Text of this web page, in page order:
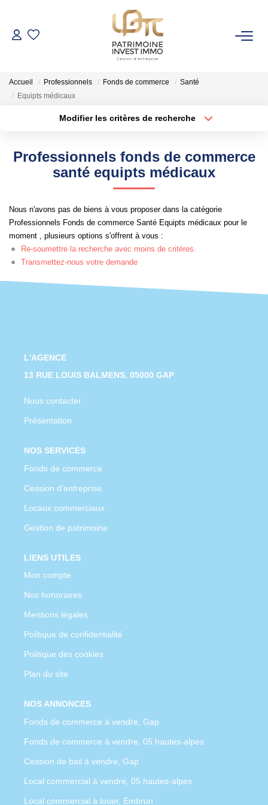
NOS BIENS
VENDRE
GESTION DE PATRIMOINE
NOTRE AGENCE
Accueil Professionnels Fonds de commerce
Santé
Equipts médicaux
Modifier les critères de recherche
Budget max
Créer une alerte
Professionnels fonds de commerce
santé equipts médicaux
Nous n'avons pas de biens à vous proposer dans la catégorie
Professionnels Fonds de commerce Santé Equipts médicaux pour le
moment , plusieurs options s'offrent à vous :
Re-soumettre la recherche avec moins de critères.
Transmettez-nous votre demande
L'AGENCE
13 RUE LOUIS BALMENS, 05000 GAP
Nous contacter
Présentation
NOS SERVICES
Fonds de commerce
Cession d'entreprise
Locaux commerciaux
Gestion de patrimoine
LIENS UTILES
Mon compte
Nos honoraires
Mentions légales
Politique de confidentialité
Politique des cookies
Plan du site
NOS ANNONCES
Fonds de commerce à vendre, Gap
Fonds de commerce à vendre, 05 hautes-alpes
Cession de bail à vendre, Gap
Local commercial à vendre, 05 hautes-alpes
Local commercial à louer, Embrun